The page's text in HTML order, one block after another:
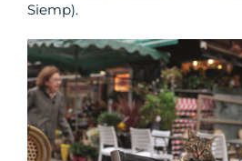
Siemp).